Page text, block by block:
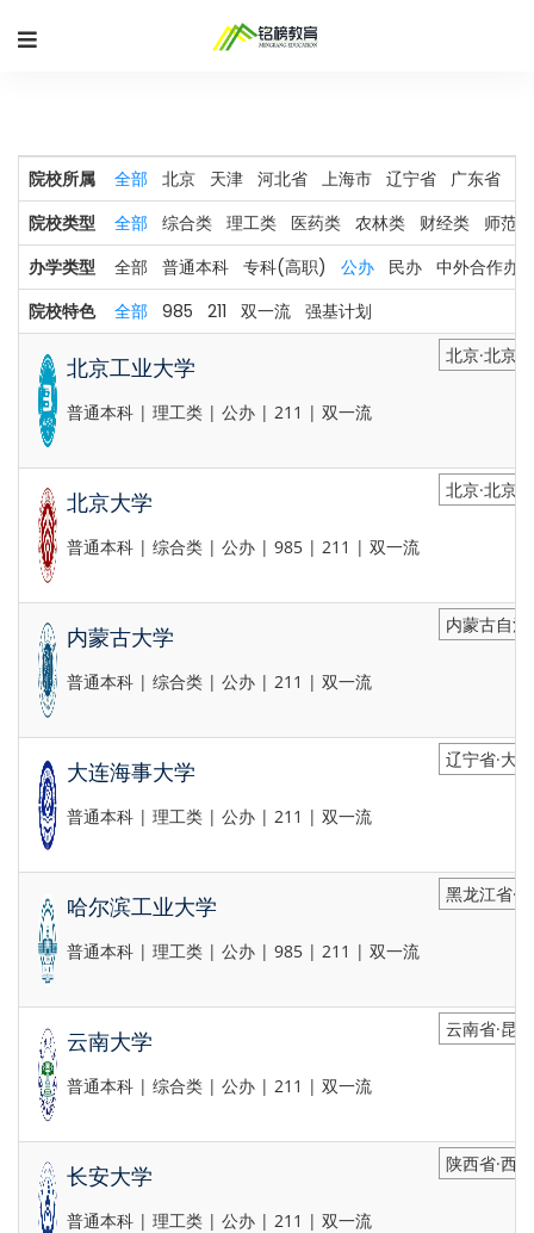
院校所属 全部 北京 天津 河北省 上海市 辽宁省 广东省
院校类型 全部 综合类 理工类 医药类 农林类 财经类 师范类
办学类型 全部 普通本科 专科(高职) 公办 民办 中外合作办
院校特色 全部 985 211 双一流 强基计划
北京工业大学
普通本科 | 理工类 | 公办 | 211 | 双一流
北京·北京市
北京大学
普通本科 | 综合类 | 公办 | 985 | 211 | 双一流
北京·北京市
内蒙古大学
普通本科 | 综合类 | 公办 | 211 | 双一流
内蒙古自治
大连海事大学
普通本科 | 理工类 | 公办 | 211 | 双一流
辽宁省·大
哈尔滨工业大学
普通本科 | 理工类 | 公办 | 985 | 211 | 双一流
黑龙江省·
云南大学
普通本科 | 综合类 | 公办 | 211 | 双一流
云南省·昆
长安大学
普通本科 | 理工类 | 公办 | 211 | 双一流
陕西省·西